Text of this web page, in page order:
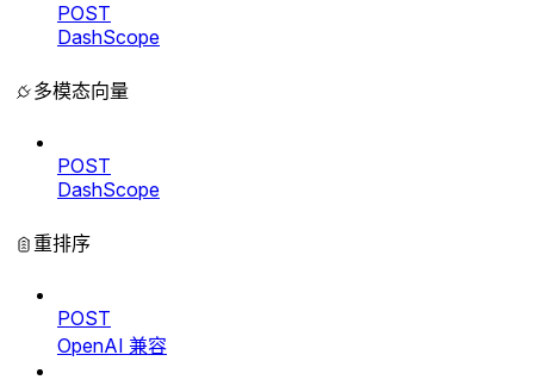
POST
DashScope
多模态向量
POST
DashScope
重排序
POST
OpenAI 兼容